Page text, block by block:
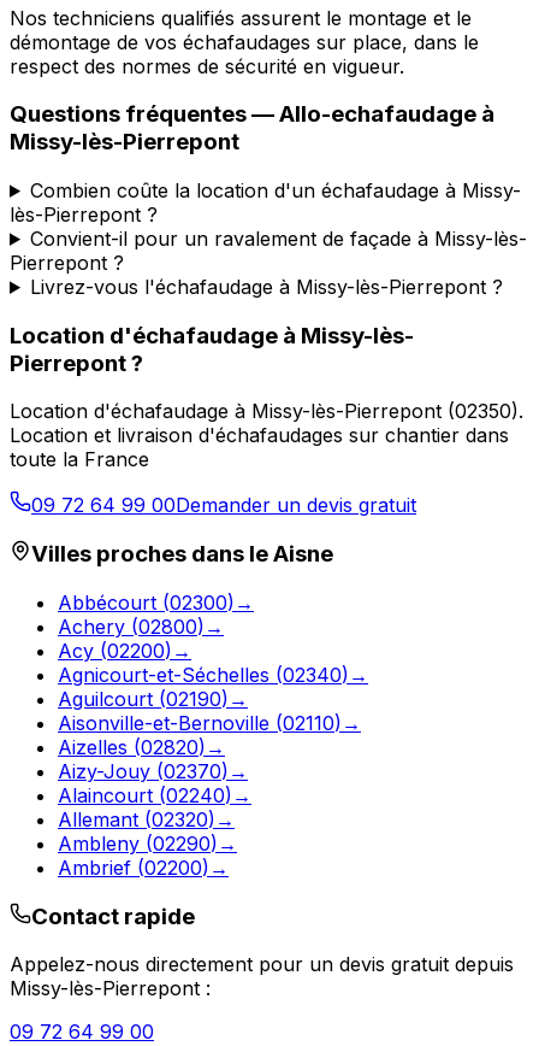
Nos techniciens qualifiés assurent le montage et le
démontage de vos échafaudages sur place, dans le
respect des normes de sécurité en vigueur.
Questions fréquentes —Allo-echafaudage à
Missy-lès-Pierrepont
Combien coûte la location d'un échafaudage à Missy-
lès-Pierrepont ?
Convient-il pour un ravalement de façade à Missy-lès-
Pierrepont ?
Livrez-vous l'échafaudage à Missy-lès-Pierrepont ?
Location d'échafaudage à Missy-lès-
Pierrepont?
Location d'échafaudage à Missy-lès-Pierrepont (02350).
Location et livraison d'échafaudages sur chantier dans
toute la France
09 72 64 99 00Demander un devis gratuit
Villes proches dans leAisne
Abbécourt (02300) →
Achery (02800) →
Acy (02200) →
Agnicourt-et-Séchelles (02340) →
Aguilcourt (02190) →
Aisonville-et-Bernoville (02110) →
Aizelles (02820) →
Aizy-Jouy (02370) →
Alaincourt (02240) →
Allemant (02320) →
Ambleny (02290) →
Ambrief (02200) →
Contact rapide
Appelez-nous directement pour un devis gratuit depuis
Missy-lès-Pierrepont :
09 72 64 99 00